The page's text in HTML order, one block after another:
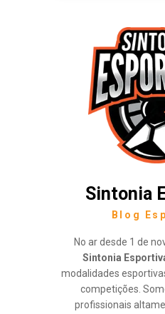
Sintonia
Blog
No ar desde 1 de
Sintonia
modalidades
competições.
profissionais